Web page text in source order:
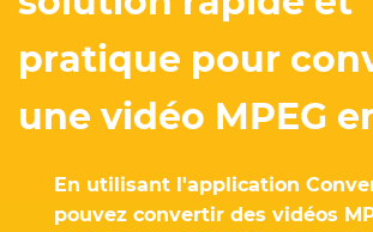
pratique pour
une vidéo MPEG
En utilisant l'application
pouvez convertir des vidéos